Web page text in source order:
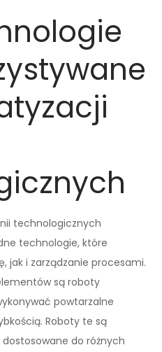
technologicznych
technologie, które
jak i zarządzanie procesami.
są roboty
powtarzalne
Roboty te są
do różnych